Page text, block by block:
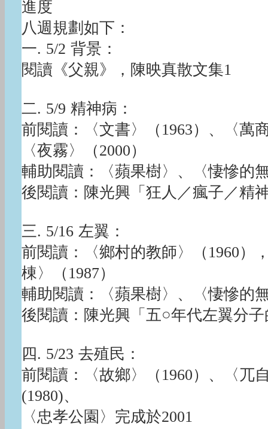
進度
八週規劃如下：
一. 5/2 背景：
閱讀《父親》，陳映真散文集1
二. 5/9 精神病：
前閱讀：〈文書〉（1963）、〈萬
〈夜霧〉（2000）
輔助閱讀：〈蘋果樹〉、〈悽慘的
後閱讀：陳光興「狂人／瘋子／精
三. 5/16 左翼：
前閱讀：〈鄉村的教師〉（1960）
棟〉（1987）
輔助閱讀：〈蘋果樹〉、〈悽慘的
後閱讀：陳光興「五○年代左翼分
四. 5/23 去殖民：
前閱讀：〈故鄉〉（1960）、〈兀
(1980)、
〈忠孝公園〉完成於2001